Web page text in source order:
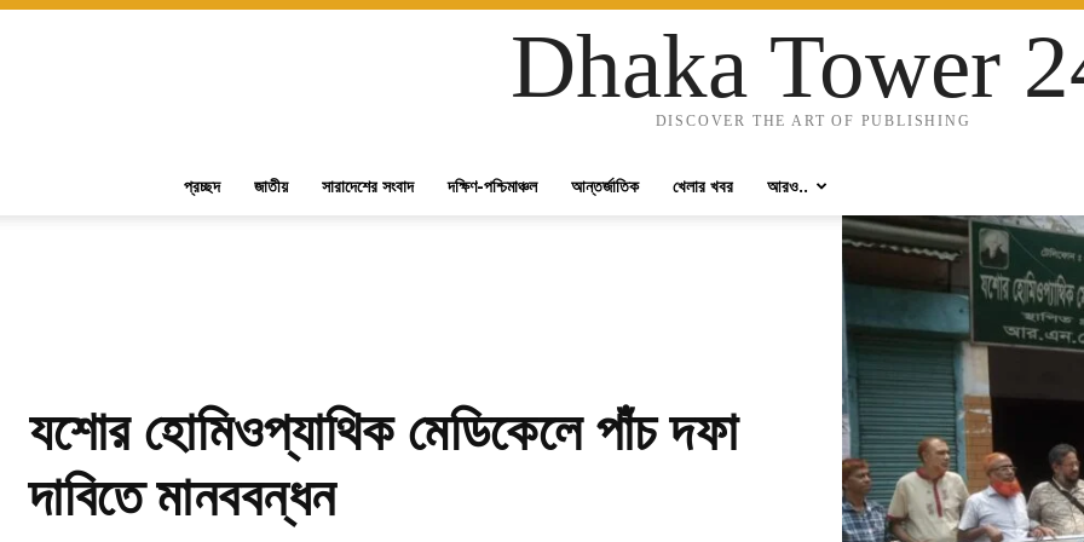
Dhaka Tower
DISCOVER THE ART OF PUBLISHING
প্রচ্ছদ জাতীয় সারাদেশের সংবাদ দক্ষিণ-পশ্চিমাঞ্চল আন্তর্জাতিক খেলার খবর আরও..
যশোর হোমিওপ্যাথিক মেডিকেলে পাঁচ দফা
দাবিতে মানববন্ধন